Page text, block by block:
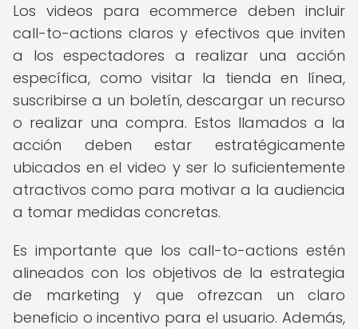
Los videos para ecommerce deben incluir
call-to-actions claros y efectivos que inviten
a los espectadores a realizar una acción
específica, como visitar la tienda en línea,
suscribirse a un boletín, descargar un recurso
o realizar una compra. Estos llamados a la
acción deben estar estratégicamente
ubicados en el video y ser lo suficientemente
atractivos como para motivar a la audiencia
a tomar medidas concretas.
Es importante que los call-to-actions estén
alineados con los objetivos de la estrategia
de marketing y que ofrezcan un claro
beneficio o incentivo para el usuario. Además,